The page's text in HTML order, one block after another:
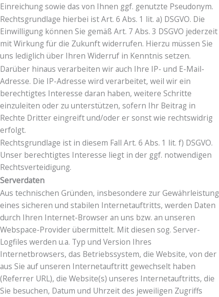
Einreichung sowie das von Ihnen ggf. genutzte Pseudonym.
Rechtsgrundlage hierbei ist Art. 6 Abs. 1 lit. a) DSGVO. Die
Einwilligung können Sie gemäß Art. 7 Abs. 3 DSGVO jederzeit
mit Wirkung für die Zukunft widerrufen. Hierzu müssen Sie
uns lediglich über Ihren Widerruf in Kenntnis setzen.
Darüber hinaus verarbeiten wir auch Ihre IP- und E-Mail-
Adresse. Die IP-Adresse wird verarbeitet, weil wir ein
berechtigtes Interesse daran haben, weitere Schritte
einzuleiten oder zu unterstützen, sofern Ihr Beitrag in
Rechte Dritter eingreift und/oder er sonst wie rechtswidrig
erfolgt.
Rechtsgrundlage ist in diesem Fall Art. 6 Abs. 1 lit. f) DSGVO.
Unser berechtigtes Interesse liegt in der ggf. notwendigen
Rechtsverteidigung.
Serverdaten
Aus technischen Gründen, insbesondere zur Gewährleistung
eines sicheren und stabilen Internetauftritts, werden Daten
durch Ihren Internet-Browser an uns bzw. an unseren
Webspace-Provider übermittelt. Mit diesen sog. Server-
Logfiles werden u.a. Typ und Version Ihres
Internetbrowsers, das Betriebssystem, die Website, von der
aus Sie auf unseren Internetauftritt gewechselt haben
(Referrer URL), die Website(s) unseres Internetauftritts, die
Sie besuchen, Datum und Uhrzeit des jeweiligen Zugriffs